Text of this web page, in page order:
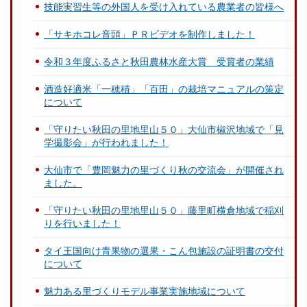
技能実習生等の外国人を受け入れている農業者の皆様へ
「サキホコレ音頭」ＰＲビデオを制作しました！
令和３年度ふるさと秋田農林水産大賞 受賞者の業績
酒造好適米「一穂積」「百田」の栽培マニュアルの策定
について
「守りたい秋田の里地里山５０」大仙市椒沢地域で「見
学撮影会」が行われました！
大仙市で「豊岡魅力の里づくり秋の交流会」が開催され
ました。
「守りたい秋田の里地里山５０」藤里町横倉地域で稲刈
りを行いました！
タイ王国向け青果物の選果・こん包施設の証明書の交付
について
魅力ある里づくりモデル事業実施地域について